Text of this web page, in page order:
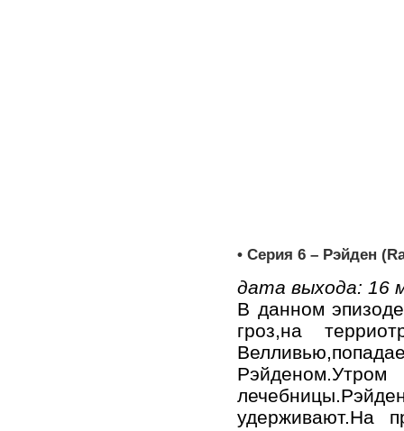
• Серия 6 – Рэйден
дата выхода: 16
В данном
гроз,на
удерживают.На